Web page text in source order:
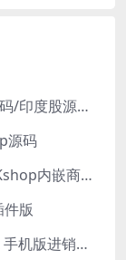
海外股票交易源码/港股泰股/美股源码/印度股源码/马拉西亚股票源码/国际股票配资
源码
Java多语言跨境电商外贸商城TikToKshop内嵌商城I商家入驻I一键铺
版
PHP进销存源码ERP多仓库管理系统 手机版进销存 php网络版进销存小程序